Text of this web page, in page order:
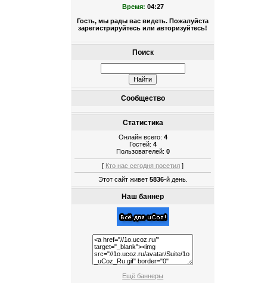
Время: 04:27
Гость, мы рады вас видеть. Пожалуйста
зарегистрируйтесь или авторизуйтесь!
Поиск
Сообщество
Статистика
Онлайн всего: 4
Гостей: 4
Пользователей: 0
[ Кто нас сегодня посетил ]
Этот сайт живет 5836-й день.
Наш баннер
Ещё баннеры